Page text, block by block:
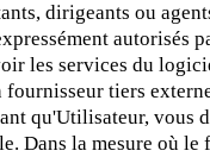
dirigeants ou
autorisés
les services du
tiers
qu'Utilisateur, vous
Dans la mesure où le